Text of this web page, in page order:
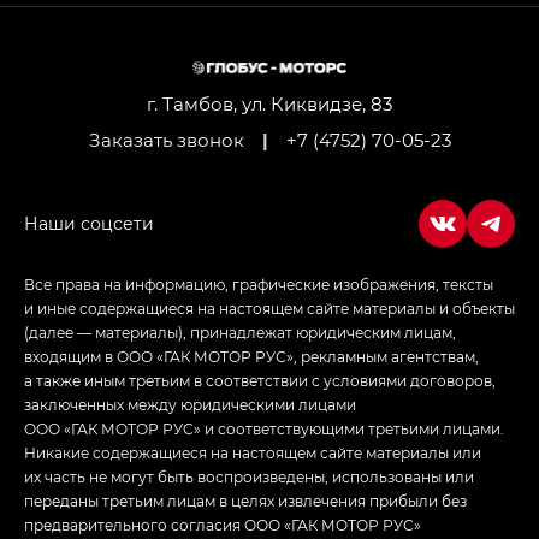
Джи Икс ПРЕМИУМ — GX PREMIUM, ЛАУНЖ —
Empow — Эмпау (Empow) в комплектации
г. Тамбов, ул. Киквидзе, 83
Заказать звонок
| +7 (4752) 70-05-23
Все права на информацию, графические изображения, тексты
и иные содержащиеся на настоящем сайте материалы и объекты
(далее — материалы), принадлежат юридическим лицам,
входящим в ООО «ГАК МОТОР РУС», рекламным агентствам,
а также иным третьим в соответствии с условиями договоров,
заключенных между юридическими лицами
ООО «ГАК МОТОР РУС» и соответствующими третьими лицами.
Никакие содержащиеся на настоящем сайте материалы или
их часть не могут быть воспроизведены, использованы или
переданы третьим лицам в целях извлечения прибыли без
предварительного согласия ООО «ГАК МОТОР РУС»